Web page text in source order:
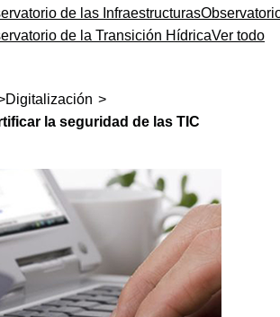
de las Infraestructuras
de la Transición HídricaVer todo
Digitalización >
la seguridad de las TIC